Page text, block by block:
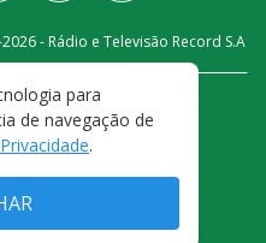
2026- Rádio e Televisão Record S.A
PRIVACIDADE
DE USO
para
de navegação de
.